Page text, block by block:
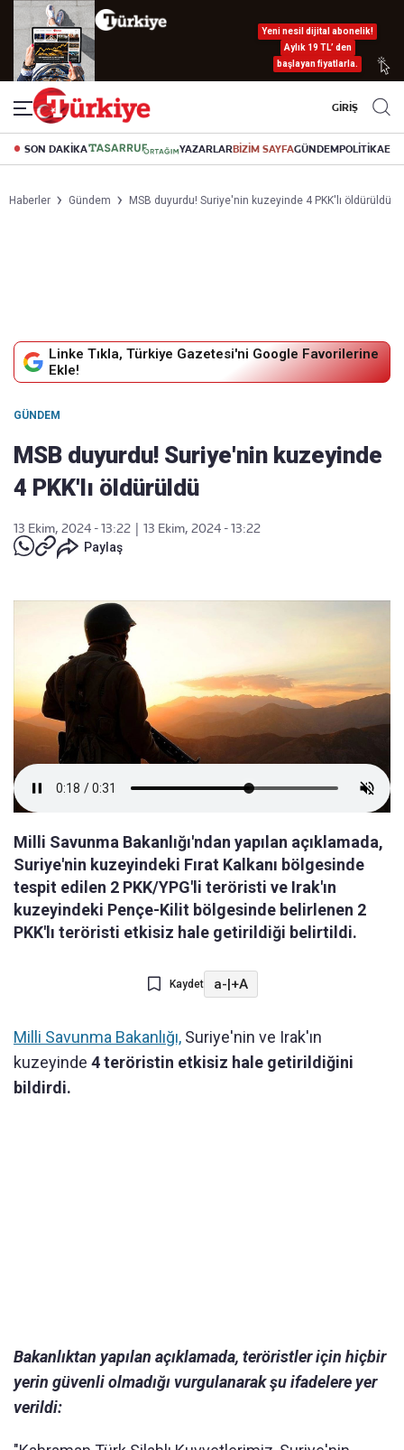
Yeni nesil dijital abonelik!
Aylık 19 TL’ den
başlayan fiyatlarla.
GİRİŞ
SON DAKİKA YAZARLARBİZİM SAYFAGÜNDEMPOLİTİKA
Haberler Gündem MSB duyurdu! Suriye'nin kuzeyinde 4 PKK'lı öldürüldü
Linke Tıkla, Türkiye Gazetesi'ni Google Favorilerine
Ekle!
GÜNDEM
MSB duyurdu! Suriye'nin kuzeyinde
4 PKK'lı öldürüldü
13 Ekim, 2024 - 13:22
13 Ekim, 2024 - 13:22
Paylaş
Milli Savunma Bakanlığı'ndan yapılan açıklamada,
Suriye'nin kuzeyindeki Fırat Kalkanı bölgesinde
tespit edilen 2 PKK/YPG'li teröristi ve Irak'ın
kuzeyindeki Pençe-Kilit bölgesinde belirlenen 2
PKK'lı teröristi etkisiz hale getirildiği belirtildi.
Kaydet a-|+A
Milli Savunma Bakanlığı, Suriye'nin ve Irak'ın
kuzeyinde 4 teröristin etkisiz hale getirildiğini
bildirdi.
Bakanlıktan yapılan açıklamada, teröristler için hiçbir
yerin güvenli olmadığı vurgulanarak şu ifadelere yer
verildi: